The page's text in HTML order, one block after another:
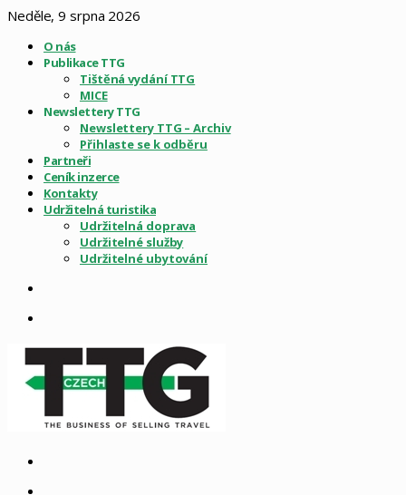
Neděle, 9 srpna 2026
O nás
Publikace TTG
Tištěná vydání TTG
MICE
Newslettery TTG
Newslettery TTG – Archiv
Přihlaste se k odběru
Partneři
Ceník inzerce
Kontakty
Udržitelná turistika
Udržitelná doprava
Udržitelné služby
Udržitelné ubytování